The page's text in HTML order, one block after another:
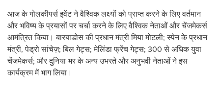
आज के गोलकीपर्स इवेंट ने वैश्विक लक्ष्यों को प्राप्त करने के लिए वर्तमान
और भविष्य के प्रयासों पर चर्चा करने के लिए वैश्विक नेताओं और चेंजमेकर्स
आमंत्रित किया। बारबाडोस की प्रधान मंत्री मिया मोटली; स्पेन के प्रधान
मंत्री, पेड्रो सांचेज़; बिल गेट्स; मेलिंडा फ्रेंच गेट्स; 300 से अधिक युवा
चेंजमेकर्स; और दुनिया भर के अन्य उभरते और अनुभवी नेताओं ने इस
कार्यक्रम में भाग लिया।